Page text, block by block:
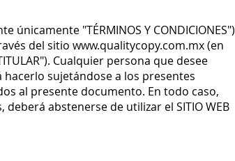
"TÉRMINOS Y CONDICIONES")
del sitio www.qualitycopy.com.mx(en
Cualquier persona que desee
sujetándose a los presentes
al presente documento. En todo caso,
abstenerse de utilizar el SITIO WEB